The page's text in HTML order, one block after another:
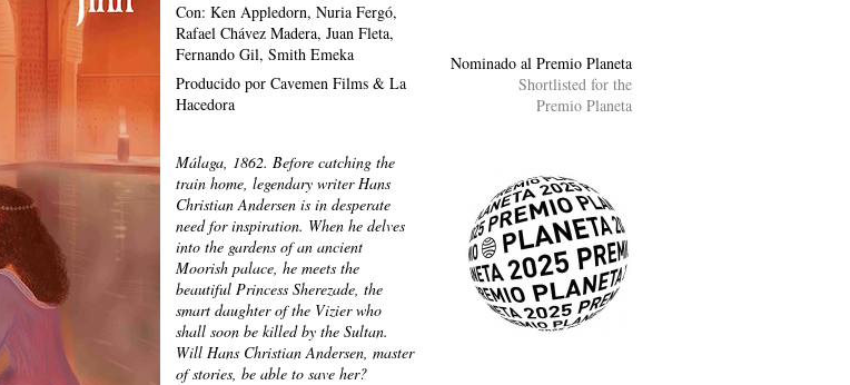
Con: Ken Appledorn, Nuria Fergó,
Rafael Chávez Madera, Juan Fleta,
Fernando Gil, Smith Emeka
Producido por Cavemen Films & La
Hacedora
Málaga, 1862. Before catching the
train home, legendary writer Hans
Christian Andersen is in desperate
need for inspiration. When he delves
into the gardens of an ancient
Moorish palace, he meets the
beautiful Princess Sherezade, the
smart daughter of the Vizier who
shall soon be killed by the Sultan.
Will Hans Christian Andersen, master
of stories, be able to save her?
Nominado al Premio Planeta
Shortlisted for the
Premio Planeta